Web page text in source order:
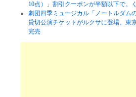
10点）」割引クーポンが半額以下で。
劇団四季ミュージカル「ノートルダム
貸切公演チケットがルクサに登場。東
完売